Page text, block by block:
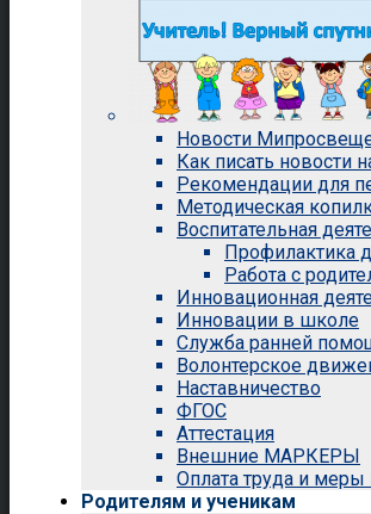
Новости
Как писать новости
Рекомендации для
Методическая
Воспитательная
Профилактика
Работа с
Инновационная
Инновации в школе
Служба ранней
Волонтерское
Наставничество
ФГОС
Аттестация
Внешние МАРКЕРЫ
Оплата труда и
Родителям и ученикам